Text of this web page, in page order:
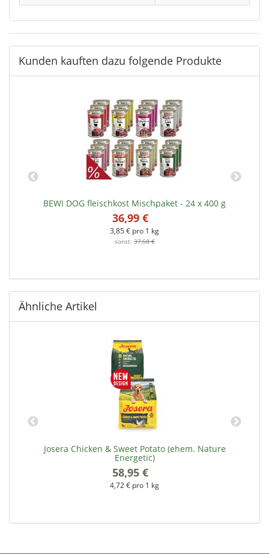
Kunden kauften dazu folgende Produkte
BEWI DOG fleischkost Mischpaket - 24 x 400 g
36,99 €
3,85 € pro 1 kg
sonst:37,68 €
Ähnliche Artikel
Josera Chicken & Sweet Potato (ehem. Nature
Energetic)
58,95 €
4,72 € pro 1 kg